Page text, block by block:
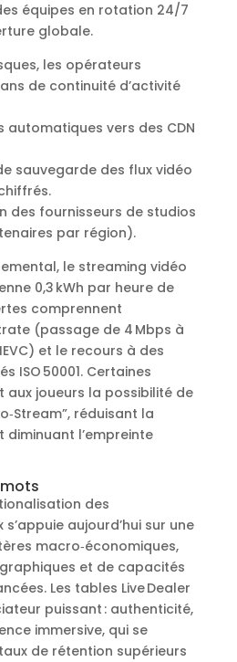
équipes en rotation 24/7
globale.
les opérateurs
de continuité d’activité
automatiques vers des CDN
sauvegarde des flux vidéo
des fournisseurs de studios
par région).
le streaming vidéo
0,3 kWh par heure de
comprennent
(passage de 4 Mbps à
et le recours à des
ISO 50001. Certaines
joueurs la possibilité de
réduisant la
l’empreinte
des
aujourd’hui sur une
macro‑économiques,
et de capacités
Les tables Live Dealer
puissant : authenticité,
immersive, qui se
de rétention supérieurs